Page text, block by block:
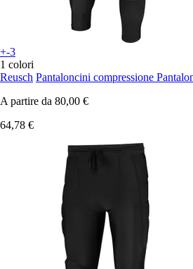
+-3
1 colori
Reusch Pantaloncini compressione
A partire da 80,00 €
64,78 €